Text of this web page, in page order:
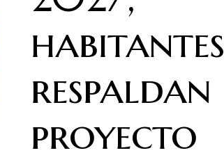
habitantes
respaldan
proyecto